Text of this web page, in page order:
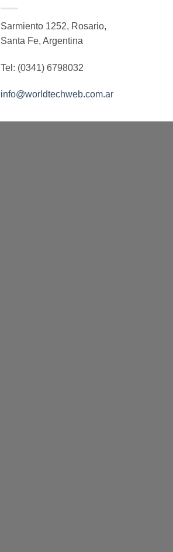
Sarmiento 1252, Rosario,
Santa Fe, Argentina
Tel: (0341) 6798032
info@worldtechweb.com.ar